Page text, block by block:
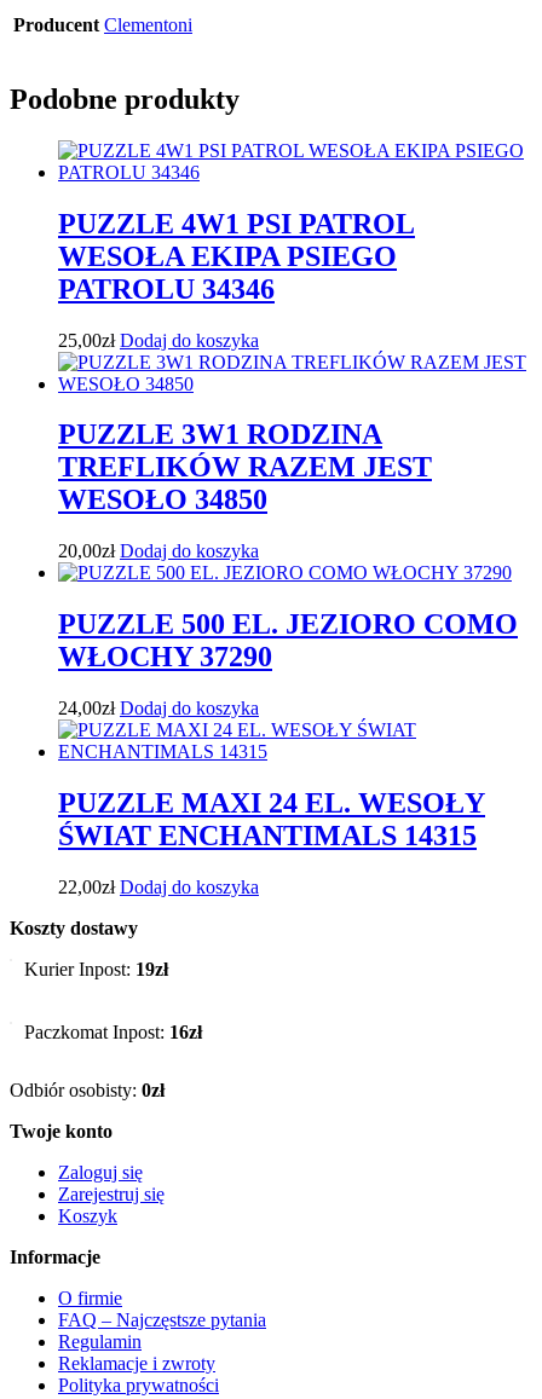
Producent Clementoni
Podobne produkty
PUZZLE 4W1 PSI PATROL
WESOŁA EKIPA PSIEGO
PATROLU 34346
25,00zł Dodaj do koszyka
PUZZLE 3W1 RODZINA
TREFLIKÓW RAZEM JEST
WESOŁO 34850
20,00zł Dodaj do koszyka
PUZZLE 500 EL. JEZIORO COMO
WŁOCHY 37290
24,00zł Dodaj do koszyka
PUZZLE MAXI 24 EL. WESOŁY
ŚWIAT ENCHANTIMALS 14315
22,00zł Dodaj do koszyka
Koszty dostawy
Kurier Inpost: 19zł
Paczkomat Inpost: 16zł
Odbiór osobisty: 0zł
Twoje konto
Zaloguj się
Zarejestruj się
Koszyk
Informacje
O firmie
FAQ – Najczęstsze pytania
Regulamin
Reklamacje i zwroty
Polityka prywatności